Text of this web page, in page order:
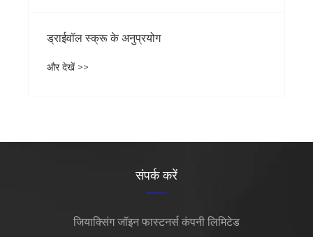
ड्राईवॉल स्क्रू के अनुप्रयोग
और देखें >>
संपर्क करें
जियाक्सिंग जॉइन फास्टनर्स कंपनी लिमिटेड